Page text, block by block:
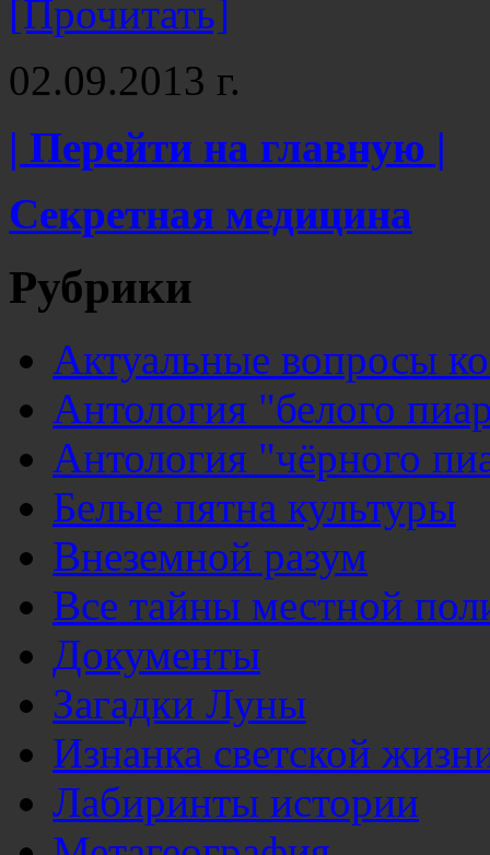
[Прочитать]
02.09.2013 г.
| Перейти на главную |
Секретная медицина
Рубрики
Актуальные вопросы
Антология "белого
Антология "чёрного
Белые пятна культуры
Внеземной разум
Все тайны местной
Документы
Загадки Луны
Изнанка светской
Лабиринты истории